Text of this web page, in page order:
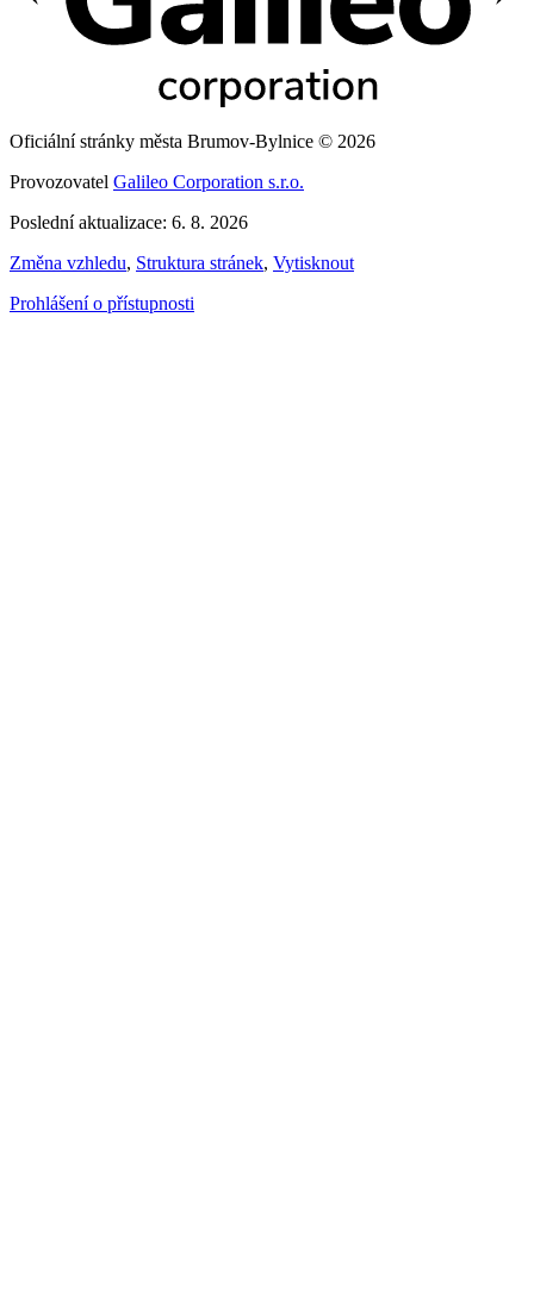
Oficiální stránky města Brumov-Bylnice © 2026
Provozovatel Galileo Corporation s.r.o.
Poslední aktualizace: 6. 8. 2026
Změna vzhledu, Struktura stránek, Vytisknout
Prohlášení o přístupnosti